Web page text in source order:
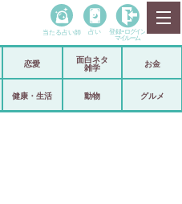
政治
当たる占い師 占い 登録• ログイン
マイルーム
恋愛
面白ネタ
雑学
お金
健康・生活 動物 グルメ